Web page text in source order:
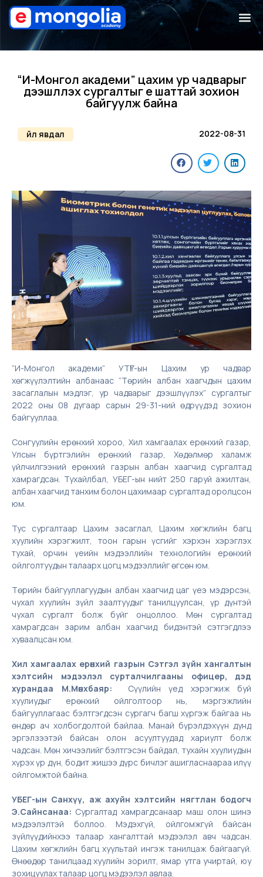
“И-Монгол академи” цахим ур чадварыг
дээшлүүлэх сургалтыг үе шаттай зохион
байгуулж байна
Үйл явдал 2022-08-31
“И-Монгол академи” УТҮГ-ын Цахим ур чадвар
хөгжүүлэлтийн албанаас “Төрийн албан хаагчдын цахим
засаглалын мэдлэг, ур чадварыг дээшлүүлэх” сургалтыг
2022 оны 08 дугаар сарын 29-31-ний өдрүүдэд зохион
байгууллаа.
Сонгуулийн ерөнхий хороо, Хил хамгаалах ерөнхий газар,
Улсын бүртгэлийн ерөнхий газар, Хөдөлмөр халамж
үйлчилгээний ерөнхий газрын албан хаагчид сургалтад
хамрагдсан. Тухайлбал, УБЕГ-ын нийт 250 гаруй ажилтан,
албан хаагчид танхим болон цахимаар сургалтад оролцсон
юм.
Тус сургалтаар Цахим засаглал, Цахим хөгжлийн багц
хуулийн хэрэгжилт, тоон гарын үсгийг хэрхэн хэрэглэх
тухай, орчин үеийн мэдээллийн технологийн ерөнхий
ойлголтуудын талаарх цогц мэдээллийг өгсөн юм.
Төрийн байгууллагуудын албан хаагчид цаг үеэ мэдэрсэн,
чухал хуулийн зүйл заалтуудыг танилцуулсан, үр дүнтэй
чухал сургалт болж буйг онцоллоо. Мөн сургалтад
хамрагдсан зарим албан хаагчид бидэнтэй сэтгэгдлээ
хуваалцсан юм.
Хил хамгаалах ерөнхий газрын Сэтгэл зүйн хангалтын
хэлтсийн мэдээлэл сурталчилгааны офицер, дэд
хурандаа М.Мөнхбаяр:
Сүүлийн үед хэрэгжиж буй
хуулиудыг ерөнхий ойлголтоор нь, мэргэжлийн
байгууллагаас бэлтгэгдсэн сургагч багш хүргэж байгаа нь
өндөр ач холбогдолтой байлаа. Манай бүрэлдэхүүн дунд
эргэлзээтэй байсан олон асуултуудад хариулт болж
чадсан. Мөн хичээлийг бэлтгэсэн байдал, тухайн хуулиудын
хүрэх үр дүн, бодит жишээ дүрс бичлэг ашигласнаараа илүү
ойлгомжтой байна.
УБЕГ-ын Санхүү, аж ахуйн хэлтсийн нягтлан бодогч
Э.Сайнсанаа: Сургалтад хамрагдсанаар маш олон шинэ
мэдээлэлтэй боллоо. Мэдэхгүй, ойлгомжгүй байсан
зүйлүүдийнхээ талаар хангалттай мэдээлэл авч чадсан.
Цахим хөгжлийн багц хуультай ингэж танилцаж байгаагүй.
Өнөөдөр танилцаад хуулийн зорилт, ямар утга учиртай, юу
зохицуулах талаар цогц мэдээлэл авлаа.